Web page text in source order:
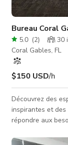
Bureau Coral
5.0 (2) 30
Coral Gables, FL
$150 USD/h
Découvrez des
inspirantes et
répondre aux
équipements